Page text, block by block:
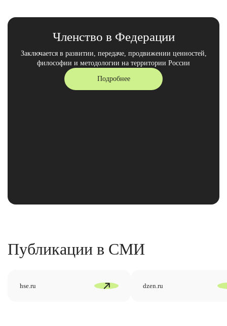
Членство в Федерации
Заключается в развитии, передаче, продвижении ценностей,
философии и методологии на территории России
Подробнее
Публикации в СМИ
hse.ru dzen.ru